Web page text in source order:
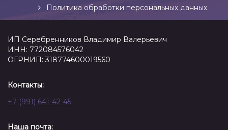
Политика обработки персональных данных
ИП Серебренников Владимир Валерьевич
ИНН: 772084576042
ОГРНИП: 318774600019560
Контакты:
+7 (991) 641-42-45
Наша почта: